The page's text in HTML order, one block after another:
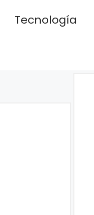
Tecnología